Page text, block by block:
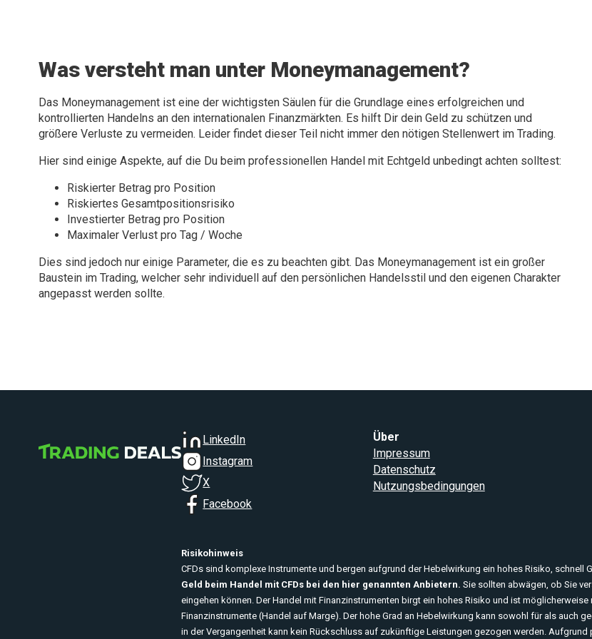
Was versteht man unter Moneymanagement?
Das Moneymanagement ist eine der wichtigsten Säulen für die Grundlage eines erfolgreichen und
kontrollierten Handelns an den internationalen Finanzmärkten. Es hilft Dir dein Geld zu schützen und
größere Verluste zu vermeiden. Leider findet dieser Teil nicht immer den nötigen Stellenwert im Trading.
Hier sind einige Aspekte, auf die Du beim professionellen Handel mit Echtgeld unbedingt achten solltest:
Riskierter Betrag pro Position
Riskiertes Gesamtpositionsrisiko
Investierter Betrag pro Position
Maximaler Verlust pro Tag / Woche
Dies sind jedoch nur einige Parameter, die es zu beachten gibt. Das Moneymanagement ist ein großer
Baustein im Trading, welcher sehr individuell auf den persönlichen Handelsstil und den eigenen Charakter
angepasst werden sollte.
LinkedIn
Instagram
X
Facebook
Über
Impressum
Datenschutz
Nutzungsbedingungen
Risikohinweis
CFDs sind komplexe Instrumente und bergen aufgrund der Hebelwirkung ein hohes Risiko, schnell
Geld beim Handel mit CFDs bei den hier genannten Anbietern. Sie sollten abwägen, ob Sie
eingehen können. Der Handel mit Finanzinstrumenten birgt ein hohes Risiko und ist
Finanzinstrumente (Handel auf Marge). Der hohe Grad an Hebelwirkung kann sowohl für als auch
in der Vergangenheit kann kein Rückschluss auf zukünftige Leistungen gezogen werden.